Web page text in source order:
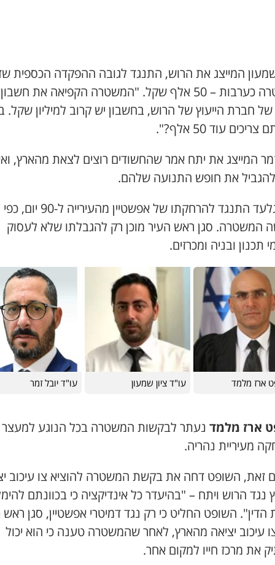
המייצג את הרוש, התנגד לגובה ההפקדה הכספית
המשטרה כערבות – 50 אלף שקל. "המשטרה הקפיאה את חשבון
חברת הייעוץ של הרוש, בחשבון יש קרוב למיליון שקל.
עוד 50 אלף?".
המייצג את יתח אמר שהחשודים רוצים לצאת מהארץ,
את חופש התנועה שלהם.
עו"ד גלעד התנגד להרחקתו של אפשטיין מהעירייה ל-90 יום, כפי
המשטרה. סגן ראש העיר מוכן רק להגבלתו שלא לעסוק
תכנון ובניה ומכרזים.
ארז מלמד עו"ד ציון שמעון עו"ד יובל זמר
ארז מלמד נעתר לבקשות המשטרה בכל הנוגע
מעיריית נהריה.
זאת, השופט דחה את בקשת המשטרה להוציא צו עיכוב
נגד הרוש ויתח – "בהיעדר כל אינדיקציה כי בכוונתם
הדין". השופט החליט כי רק נגד דמיטרי אפשטיין, סגן ראש
צו עיכוב יציאה מהארץ, לאחר שהמשטרה טענה כי הוא יכול
את מרכז חייו למקום אחר.